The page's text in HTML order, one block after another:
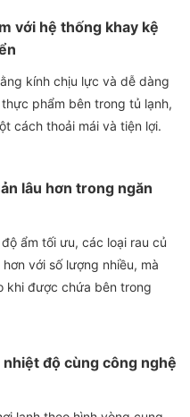
với hệ thống khay kệ
kính chịu lực và dễ dàng
phẩm bên trong tủ lạnh,
cách thoải mái và tiện lợi.
lâu hơn trong ngăn
ẩm tối ưu, các loại rau củ
với số lượng nhiều, mà
khi được chứa bên trong
độ cùng công nghệ